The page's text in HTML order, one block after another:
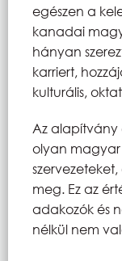
egészen a
kanadai
hányan
karriert,
kulturális,
Az
olyan magyar
meg. Ez az
adakozók és
nélkül nem